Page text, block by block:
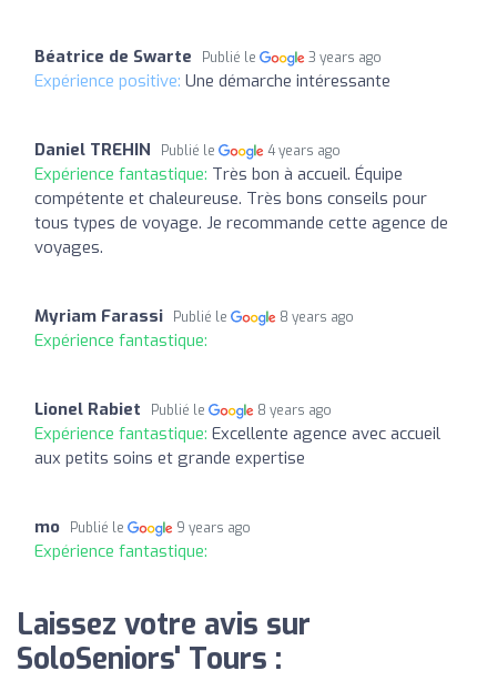
Béatrice de Swarte Publié le 3 years ago
Expérience positive: Une démarche intéressante
Daniel TREHIN Publié le 4 years ago
Expérience fantastique: Très bon à accueil. Équipe
compétente et chaleureuse. Très bons conseils pour
tous types de voyage. Je recommande cette agence de
voyages.
Myriam Farassi Publié le 8 years ago
Expérience fantastique:
Lionel Rabiet Publié le 8 years ago
Expérience fantastique: Excellente agence avec accueil
aux petits soins et grande expertise
mo Publié le 9 years ago
Expérience fantastique:
Laissez votre avis sur
SoloSeniors' Tours :